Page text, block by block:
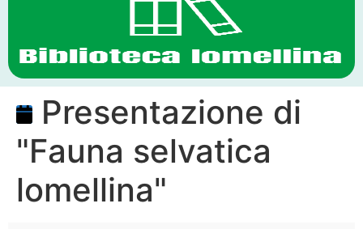
Presentazione di
"Fauna selvatica
lomellina"